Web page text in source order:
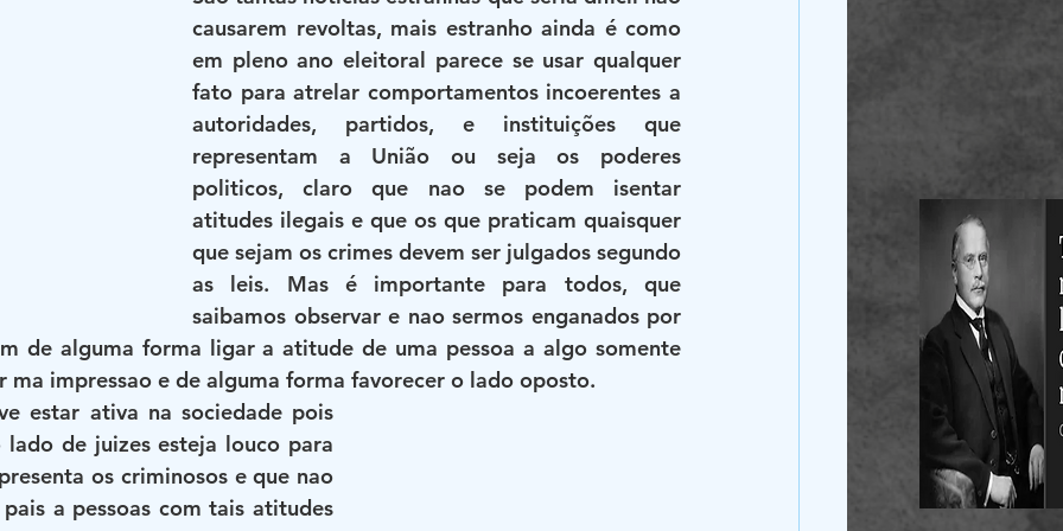
causarem revoltas, mais estranho ainda é como
em pleno ano eleitoral parece se usar qualquer
fato para atrelar comportamentos incoerentes a
autoridades, partidos, e instituições que
representam a União ou seja os poderes
politicos, claro que nao se podem isentar
atitudes ilegais e que os que praticam quaisquer
que sejam os crimes devem ser julgados segundo
as leis. Mas é importante para todos, que
saibamos observar e nao sermos enganados por
de alguma forma ligar a atitude de uma pessoa a algo somente
ma impressao e de alguma forma favorecer o lado oposto.
estar ativa na sociedade pois
lado de juizes esteja louco para
os criminosos e que nao
a pessoas com tais atitudes